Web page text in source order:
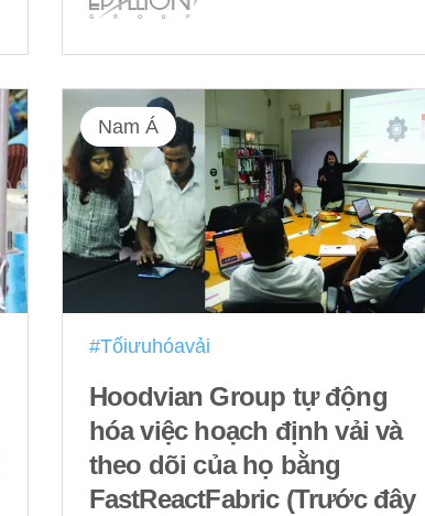
Nam Á
#Tốiưuhóavải
Hoodvian Group tự động
hóa việc hoạch định vải và
theo dõi của họ bằng
FastReactFabric (Trước đây